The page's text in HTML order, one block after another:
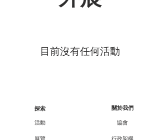
目前沒有任何活動
探索
活動
展覽
關於我們
協會
行政架構